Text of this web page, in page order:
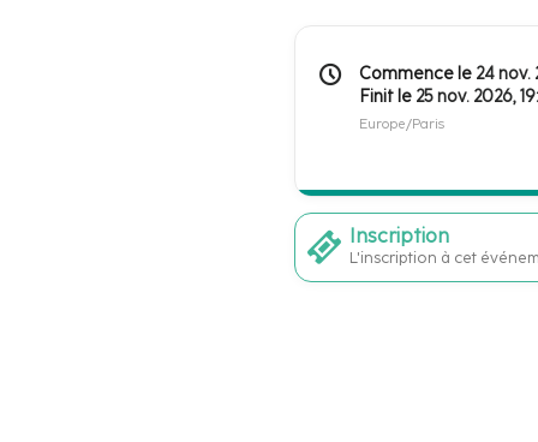
de
conférence
Date/Heure
Commence le 24 nov.
Finit le 25 nov. 2026,
Toutes
sont
en
Europe/Paris
Europe/Paris
Inscription
L'inscription à cet